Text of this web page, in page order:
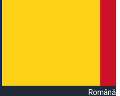
Română